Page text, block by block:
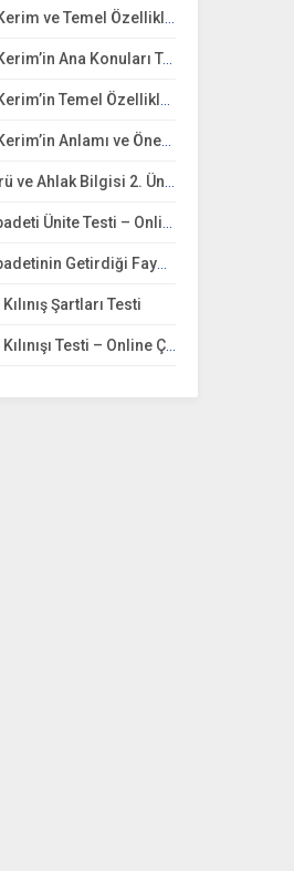
Temel Özellikleri Testi – Online Çöz
Ana Konuları Testi – Online Çöz
Özellikleri ve Önemi Testi – Online Çöz
ve Önemi Testi – Online Çöz
2. Ünite: Namaz İbadeti Çalışmaları
Ünite Testi – Online Çöz
Getirdiği Faydalar Testi
Şartları Testi
Testi – Online Çöz